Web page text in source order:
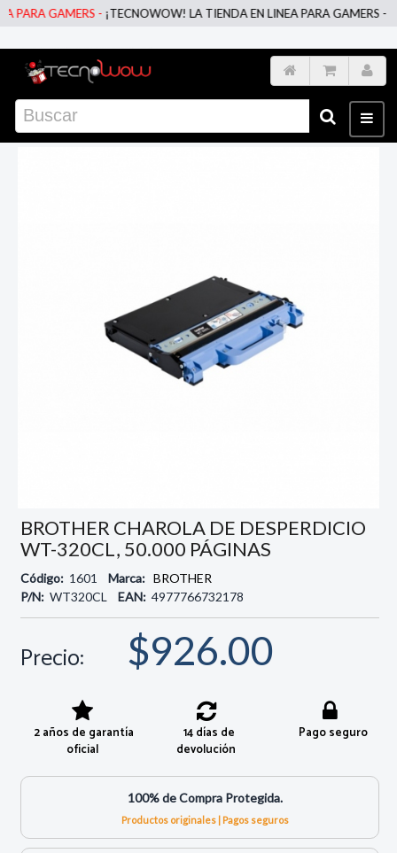
GAMERS -¡TECNOWOW! LA TIENDA EN LINEA PARA GAMERS -
BROTHER CHAROLA DE DESPERDICIO
WT-320CL, 50.000 PÁGINAS
Código: 1601 Marca: BROTHER
P/N: WT320CL EAN: 4977766732178
Precio: $926.00
2 años de garantía
oficial
14 días de
devolución
Pago seguro
100% de Compra Protegida.
Productos originales | Pagos seguros